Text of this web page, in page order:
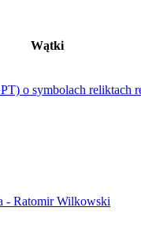
Wątki
o symbolach reliktach
- Ratomir Wilkowski